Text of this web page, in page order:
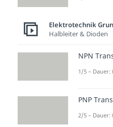
heißt
den
Elektrotechnik
Halbleiter & Dioden
NPN
1/5 – Dauer:
PNP
2/5 – Dauer: